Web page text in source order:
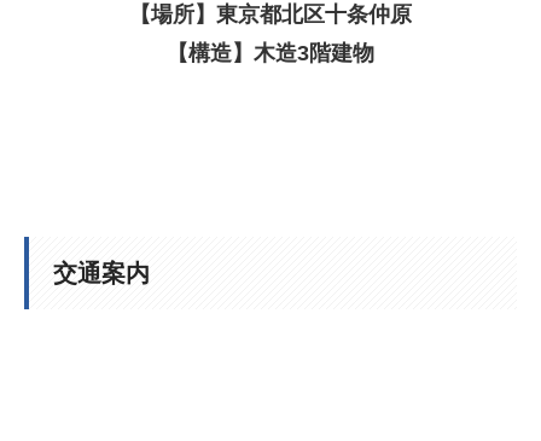
【場所】東京都北区十条仲原
【構造】木造3階建物
交通案内